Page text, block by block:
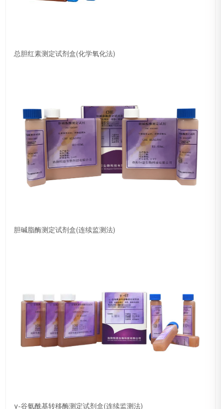
总胆红素测定试剂盒(化学氧化法)
胆碱脂酶测定试剂盒(连续监测法)
γ-谷氨酰基转移酶测定试剂盒(连续监测法)